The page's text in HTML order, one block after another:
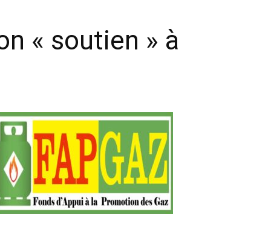
« soutien » à